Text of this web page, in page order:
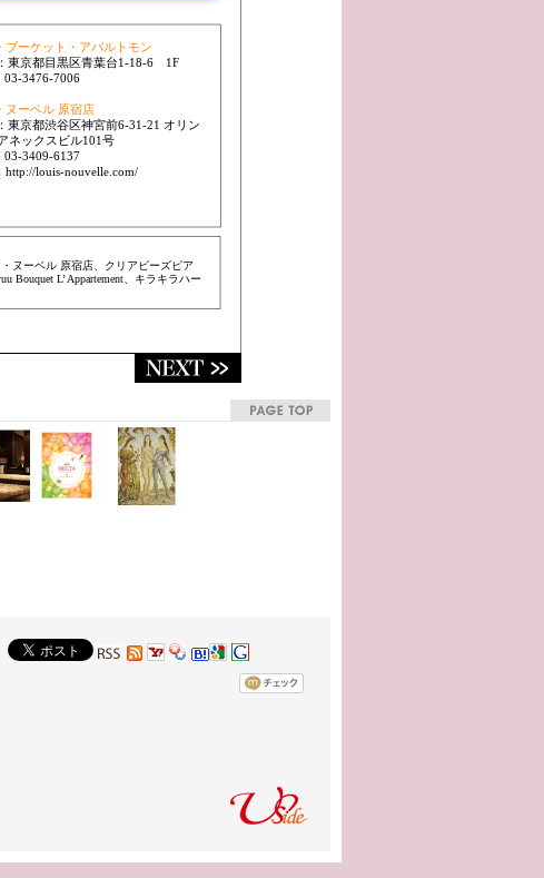
ブーケット・アパルトモン
東京都目黒区青葉台1-18-6 1F
03-3476-7006
ヌーベル 原宿店
東京都渋谷区神宮前6-31-21 オリン
ネックスビル101号
03-3409-6137
http://louis-nouvelle.com/
ヌーベル 原宿店、クリアビーズピア
L’ Appartement、キラキラハー